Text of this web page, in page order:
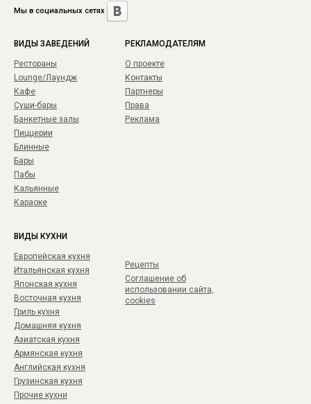
Мы в социальных сетях
ВИДЫ ЗАВЕДЕНИЙ
Рестораны
Lounge/Лаундж
Кафе
Суши-бары
Банкетные залы
Пиццерии
Блинные
Бары
Пабы
Кальянные
Караоке
РЕКЛАМОДАТЕЛЯМ
О проекте
Контакты
Партнеры
Права
Реклама
ВИДЫ КУХНИ
Европейская кухня
Итальянская кухня
Японская кухня
Восточная кухня
Гриль кухня
Домашняя кухня
Азиатская кухня
Армянская кухня
Английская кухня
Грузинская кухня
Прочие кухни
Рецепты
Соглашение об
использовании сайта,
cookies